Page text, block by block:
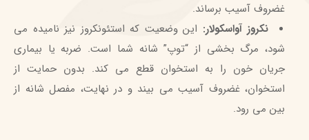
غضروف آسیب برساند.
نکروز آواسکولار: این وضعیت که استئونکروز نیز نامیده می
شود، مرگ بخشی از “توپ” شانه شما است. ضربه یا بیماری
جریان خون را به استخوان قطع می کند. بدون حمایت از
استخوان، غضروف آسیب می بیند و در نهایت، مفصل شانه از
بین می رود.